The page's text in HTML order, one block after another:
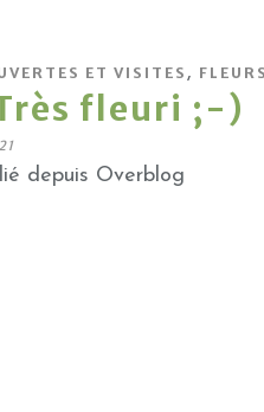
ET VISITES , FLEURS
fleuri ;-)
depuis Overblog